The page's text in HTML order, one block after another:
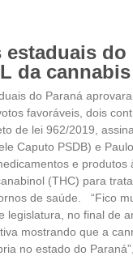
estaduais do
da
do Paraná
favoráveis, dois
de lei 962/2019,
Caputo PSDB) e
e produtos
(THC) para
de saúde. “Fico
legislatura, no final de
mostrando que a
no estado do Paraná”,